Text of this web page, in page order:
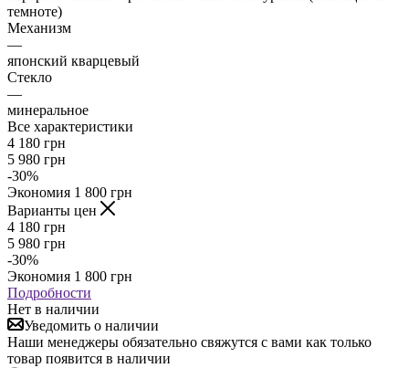
темноте)
Механизм
—
японский кварцевый
Стекло
—
минеральное
Все характеристики
4 180 грн
5 980 грн
-30%
Экономия 1 800 грн
Варианты цен
4 180 грн
5 980 грн
-30%
Экономия 1 800 грн
Подробности
Нет в наличии
Уведомить о наличии
Наши менеджеры обязательно свяжутся с вами как только
товар появится в наличии